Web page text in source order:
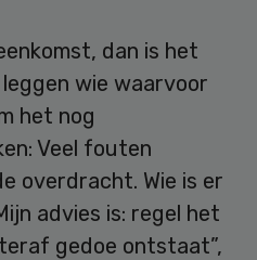
dan is het
wie waarvoor
het nog
Veel fouten
overdracht. Wie is er
advies is: regel het
gedoe ontstaat”,